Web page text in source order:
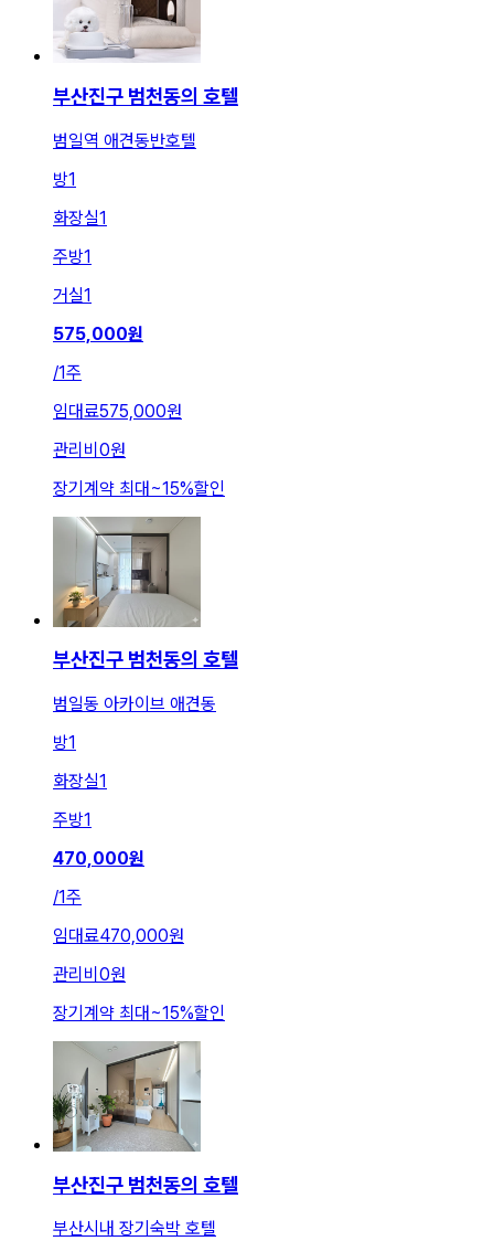
부산진구 범천동의 호텔
범일역 애견동반호텔
방1
화장실1
주방1
거실1
575,000원
/1주
임대료575,000원
관리비 0원
장기계약 최대~15%할인
부산진구 범천동의 호텔
범일동 아카이브 애견동
방1
화장실1
주방1
470,000원
/1주
임대료470,000원
관리비 0원
장기계약 최대~15%할인
부산진구 범천동의 호텔
부산시내 장기숙박 호텔